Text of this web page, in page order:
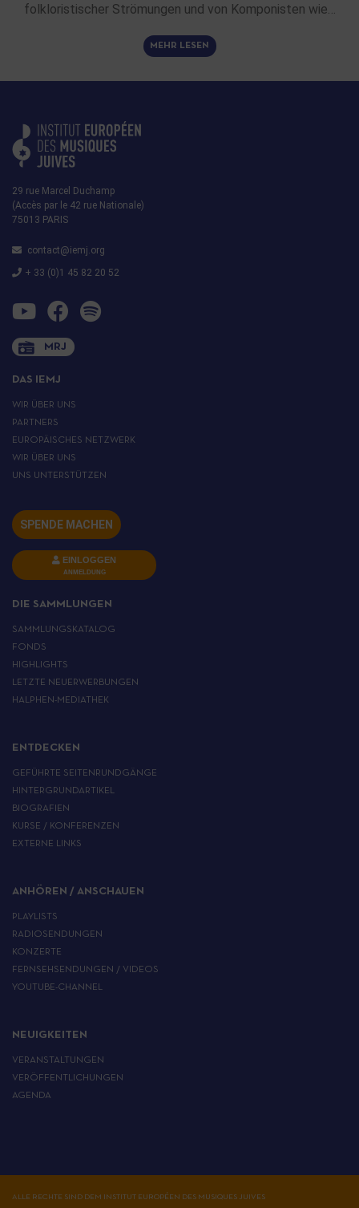
folkloristischer Strömungen und von Komponisten wie…
MEHR LESEN
29 rue Marcel Duchamp
(Accès par le 42 rue Nationale)
75013 PARIS
contact@iemj.org
+ 33 (0)1 45 82 20 52
MRJ
DAS IEMJ
WIR ÜBER UNS
PARTNERS
EUROPÄISCHES NETZWERK
WIR ÜBER UNS
UNS UNTERSTÜTZEN
SPENDE MACHEN
EINLOGGEN
ANMELDUNG
DIE SAMMLUNGEN
SAMMLUNGSKATALOG
FONDS
HIGHLIGHTS
LETZTE NEUERWERBUNGEN
HALPHEN-MEDIATHEK
ENTDECKEN
GEFÜHRTE SEITENRUNDGÄNGE
HINTERGRUNDARTIKEL
BIOGRAFIEN
KURSE / KONFERENZEN
EXTERNE LINKS
ANHÖREN / ANSCHAUEN
PLAYLISTS
RADIOSENDUNGEN
KONZERTE
FERNSEHSENDUNGEN / VIDEOS
YOUTUBE-CHANNEL
NEUIGKEITEN
VERANSTALTUNGEN
VERÖFFENTLICHUNGEN
AGENDA
ALLE RECHTE SIND DEM INSTITUT EUROPÉEN DES MUSIQUES JUIVES